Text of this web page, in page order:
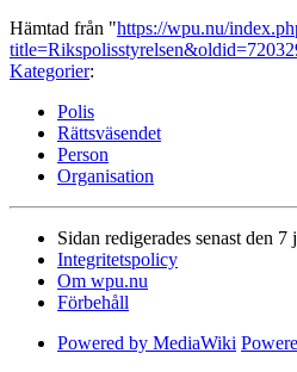
Hämtad från "https://wpu.nu/
Kategorier:
Polis
Rättsväsendet
Person
Organisation
Sidan redigerades senast den
Integritetspolicy
Om wpu.nu
Förbehåll
Powered by MediaWiki